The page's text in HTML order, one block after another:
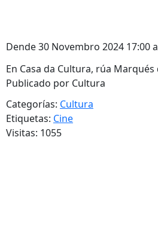
Dende 30 Novembro 2024 17:00
En Casa da Cultura, rúa
Publicado por Cultura
Categorías: Cultura
Etiquetas: Cine
Visitas: 1055